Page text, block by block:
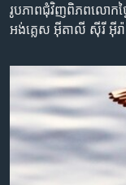
ព័ត៌មាន​​
តែ​
ចូល​
ទៅ​
ហេឡូវីអូអេ
កម្ពុជាច្នៃប្រតិដ្ឋ
ព្រឹត្តិការណ៍ព័ត៌មាន
ទូរទស្សន៍ / វីដេអូ​
វិទ្យុ / ផតខាសថ៍
កម្មវិធីទាំងអស់
រូបភាព​ជុំវិញ​ពិភពលោក​ថ្ង
អង់គ្លេស អ៊ីតាលី ស៊ីរី អ៊ីរ៉